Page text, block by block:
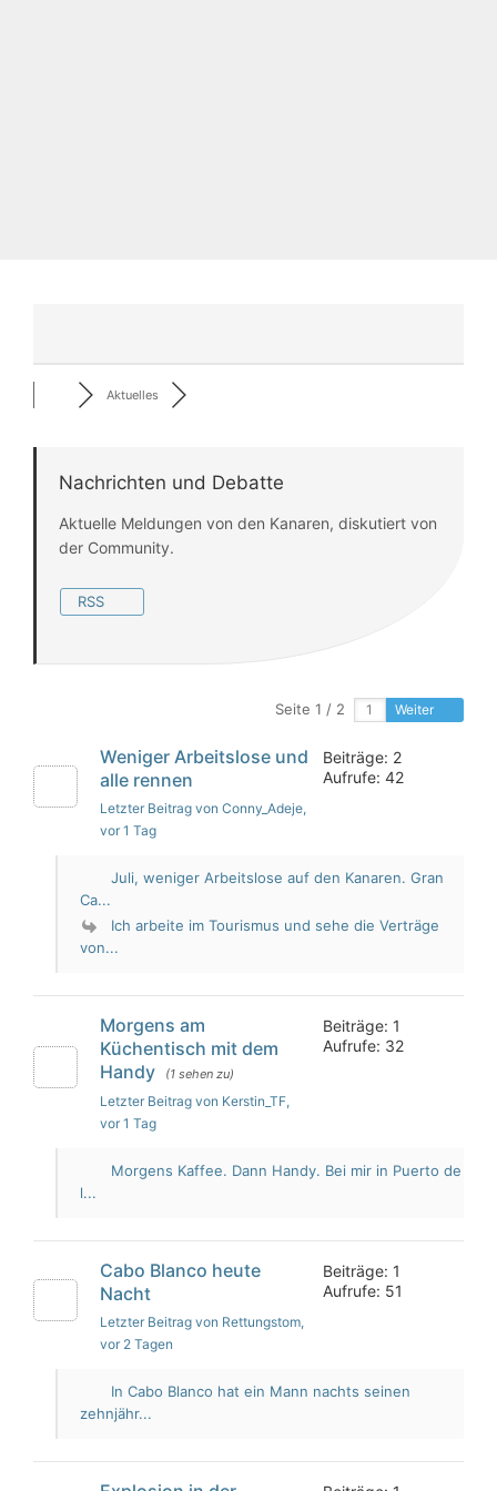
Aktuelles
Nachrichten und Debatte
Aktuelle Meldungen von den Kanaren, diskutiert von
der Community.
RSS
Seite 1 / 2 Weiter
Weniger Arbeitslose und
alle rennen
Letzter Beitrag von Conny_Adeje,
vor 1 Tag
Beiträge: 2
Aufrufe: 42
Juli, weniger Arbeitslose auf den Kanaren. Gran
Ca...
Ich arbeite im Tourismus und sehe die Verträge
von...
Morgens am
Küchentisch mit dem
Handy
(1 sehen zu)
Letzter Beitrag von Kerstin_TF,
vor 1 Tag
Beiträge: 1
Aufrufe: 32
Morgens Kaffee. Dann Handy. Bei mir in Puerto de
l...
Cabo Blanco heute
Nacht
Letzter Beitrag von Rettungstom,
vor 2 Tagen
Beiträge: 1
Aufrufe: 51
In Cabo Blanco hat ein Mann nachts seinen
zehnjähr...